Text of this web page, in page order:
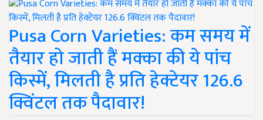
Pusa Corn Varieties: कम समय में
तैयार हो जाती हैं मक्का की ये पांच
किस्में, मिलती है प्रति हेक्टेयर 126.6
क्विंटल तक पैदावार!